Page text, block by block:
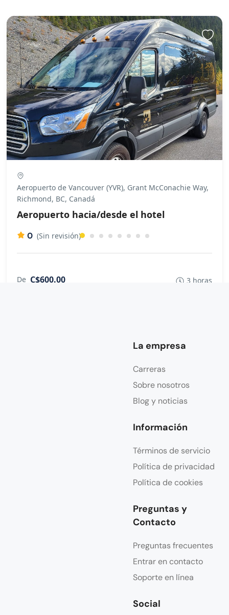
Aeropuerto de Vancouver (YVR), Grant McConachie Way,
Richmond, BC, Canadá
Aeropuerto hacia/desde el hotel
0 (Sin revisión)
De C$600.00 3 horas
La empresa
Carreras
Sobre nosotros
Blog y noticias
Información
Términos de servicio
Política de privacidad
Política de cookies
Preguntas y
Contacto
Preguntas frecuentes
Entrar en contacto
Soporte en línea
Social